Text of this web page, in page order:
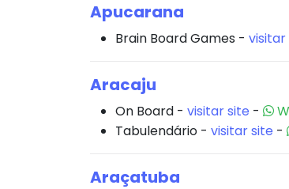
Apucarana
Brain Board Games - visitar
Aracaju
On Board - visitar site -
Tabulendário - visitar site -
Araçatuba